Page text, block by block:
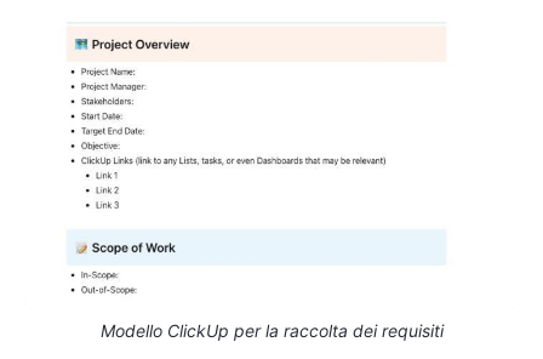
Modello ClickUp per la raccolta dei requisiti